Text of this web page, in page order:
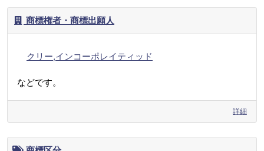
商標権者・商標出願人
クリー,インコーポレイティッド
などです。
詳細